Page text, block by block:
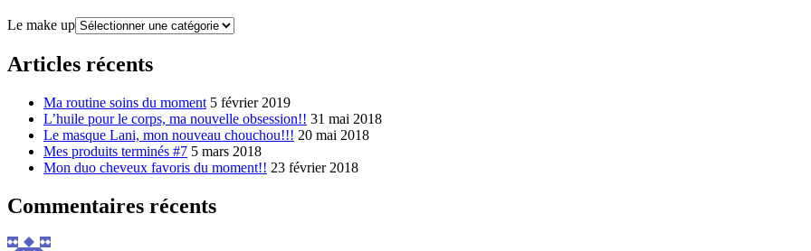
Le make up
Articles récents
Ma routine soins du moment 5 février 2019
L’huile pour le corps, ma nouvelle obsession!! 31 mai 2018
Le masque Lani, mon nouveau chouchou!!! 20 mai 2018
Mes produits terminés #7 5 mars 2018
Mon duo cheveux favoris du moment!! 23 février 2018
Commentaires récents